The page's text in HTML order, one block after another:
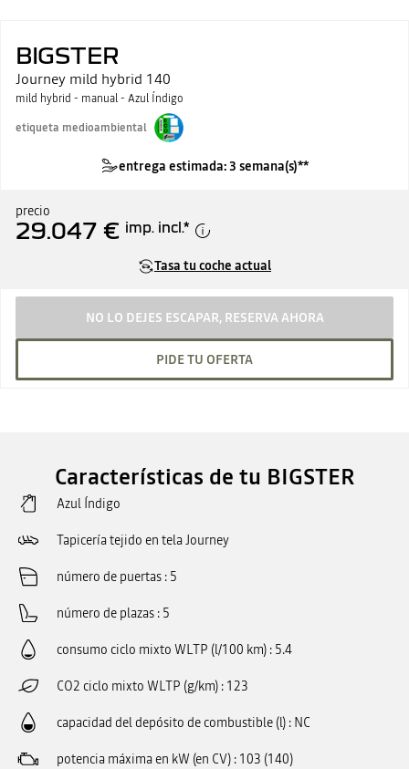
BIGSTER
Journey mild hybrid 140
mild hybrid - manual - Azul Índigo
etiqueta medioambiental
entrega estimada: 3 semana(s)**
precio
29.047 € imp. incl.*
Tasa tu coche actual
NO LO DEJES ESCAPAR, RESERVA AHORA
PIDE TU OFERTA
Características de tu BIGSTER
Azul Índigo
Tapicería tejido en tela Journey
número de puertas 5
número de plazas 5
consumo ciclo mixto WLTP (l/100 km) 5.4
CO2 ciclo mixto WLTP (g/km) 123
capacidad del depósito de combustible (l) NC
potencia máxima en kW (en CV) 103 (140)